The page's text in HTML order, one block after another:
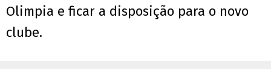
Olimpia e ficar a disposição para o novo
clube.